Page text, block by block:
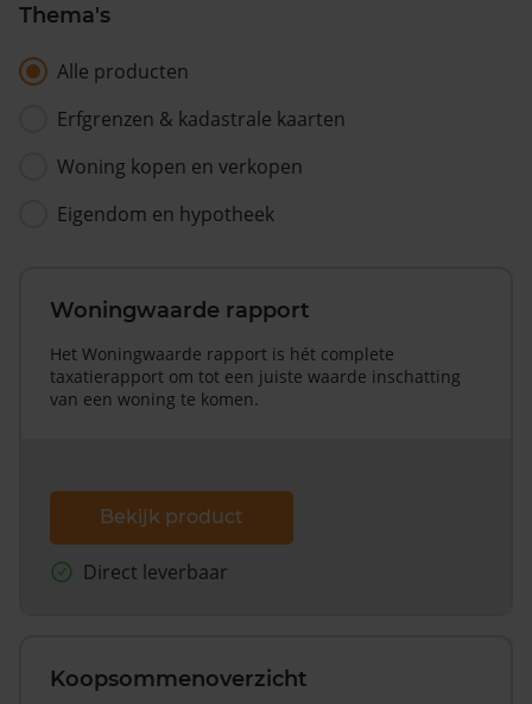
Thema's
Alle producten
Erfgrenzen & kadastrale kaarten
Woning kopen en verkopen
Eigendom en hypotheek
Woningwaarde rapport
Het Woningwaarde rapport is hét complete
taxatierapport om tot een juiste waarde inschatting
van een woning te komen.
Bekijk product
Direct leverbaar
Koopsommenoverzicht